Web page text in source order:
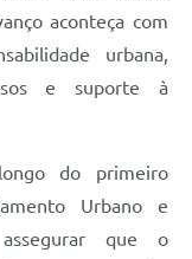
aconteça com
urbana,
e suporte à
do primeiro
Urbano e
que o